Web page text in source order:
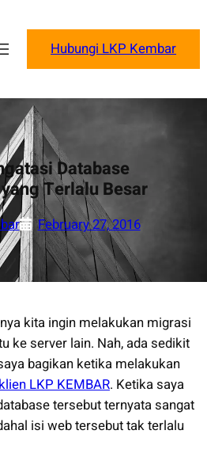
Hubungi LKP Kembar
Database
Terlalu Besar
February 27, 2016
kita ingin melakukan migrasi
ke server lain. Nah, ada sedikit
bagikan ketika melakukan
LKP KEMBAR. Ketika saya
tersebut ternyata sangat
isi web tersebut tak terlalu